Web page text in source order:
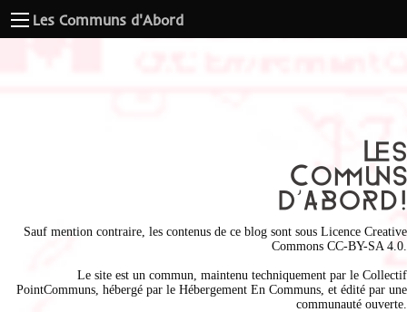
Les Communs d'Abord
Sauf mention contraire, les contenus de ce blog sont sous Licence Creative
Commons CC-BY-SA 4.0
Le site est un commun, maintenu techniquement par le Collectif
PointCommuns , hébergé par le Hébergement En Communs , et édité par une
communauté ouverte.